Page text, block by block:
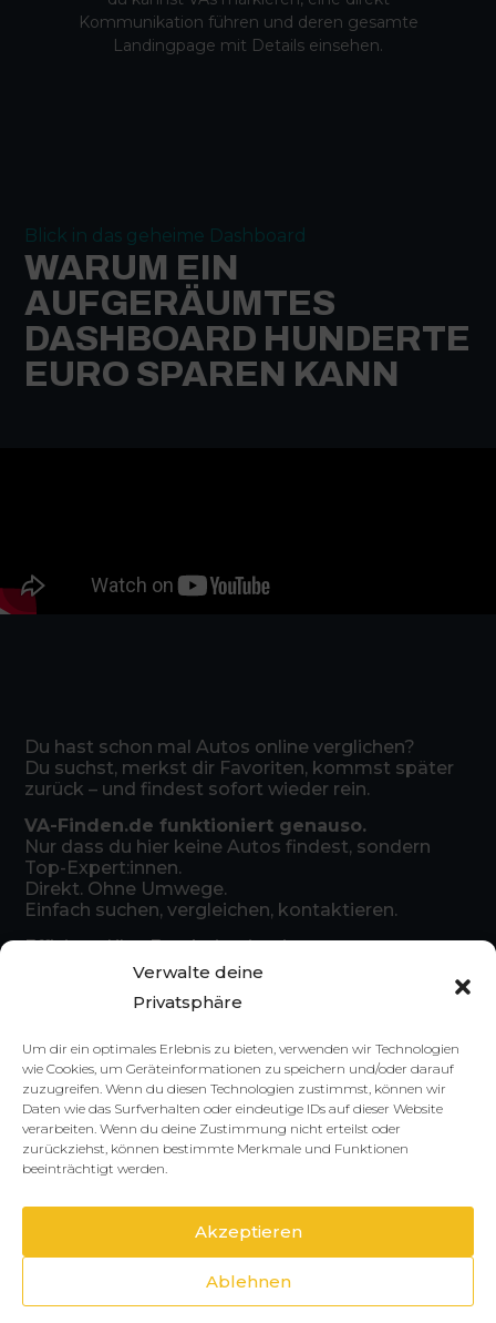
Verwalte deine
Privatsphäre
Um dir ein optimales Erlebnis zu bieten, verwenden wir Technologien
wie Cookies, um Geräteinformationen zu speichern und/oder darauf
zuzugreifen. Wenn du diesen Technologien zustimmst, können wir
Daten wie das Surfverhalten oder eindeutige IDs auf dieser Website
verarbeiten. Wenn du deine Zustimmung nicht erteilst oder
zurückziehst, können bestimmte Merkmale und Funktionen
beeinträchtigt werden.
Akzeptieren
Ablehnen
Kommunikation führen und deren gesamte
Landingpage mit Details einsehen.
Blick in das geheime Dashboard
WARUM EIN
AUFGERÄUMTES
DASHBOARD HUNDERTE
EURO SPAREN KANN
Du hast schon mal Autos online verglichen?
Du suchst, merkst dir Favoriten, kommst später
zurück – und findest sofort wieder rein.
VA-Finden.de funktioniert genauso.
Nur dass du hier keine Autos findest, sondern
Top-Expert:innen.
Direkt. Ohne Umwege.
Einfach suchen, vergleichen, kontaktieren.
Effizient. Klar. Ergebnisorientiert.
ZEIT BIS ZU
ERSTEN
BEWERBERN
Umgehend
ZEIT DIE DU
UM EINEN
EINDRUCK
ZU
GEWINNEN
2-5 Minuten pro
klar aufbereitet
an einem Ort
VERGLEICH
BRAUCHST
Anschließend,
im Null-Komma-
Nichts